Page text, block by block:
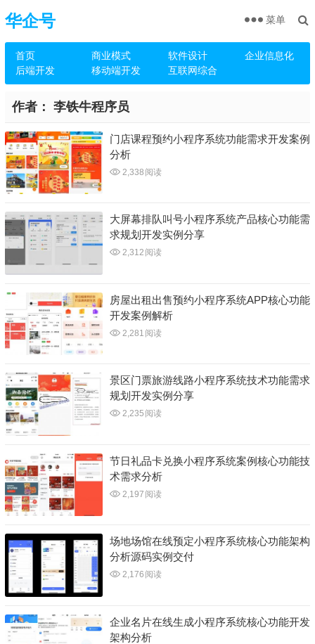
华企号
首页 商业模式 软件设计
企业信息化
后端开发
移动端开发 互联网综合
菜单
作者： 李铁牛程序员
门店课程预约小程序系统功能需求开发案例
分析
2,338 阅读
大屏幕排队叫号小程序系统产品核心功能需
求规划开发实例分享
2,312 阅读
房屋出租出售预约小程序系统APP核心功能
开发案例解析
2,281 阅读
景区门票旅游线路小程序系统技术功能需求
规划开发实例分享
2,235 阅读
节日礼品卡兑换小程序系统案例核心功能技
术需求分析
2,197 阅读
场地场馆在线预定小程序系统核心功能架构
分析源码实例交付
2,176 阅读
企业名片在线生成小程序系统核心功能开发
架构分析